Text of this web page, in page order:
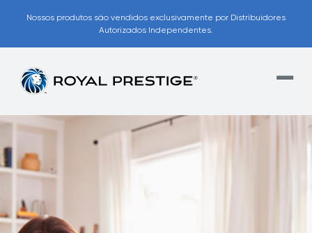
Nossos produtos são vendidos exclusivamente por Distribuidores
Autorizados Independentes.